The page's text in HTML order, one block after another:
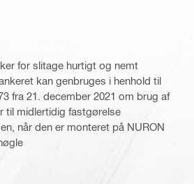
for slitage hurtigt og nemt
kan genbruges i henhold til
fra 21. december 2021 om brug af
til midlertidig fastgørelse
når den er monteret på NURON